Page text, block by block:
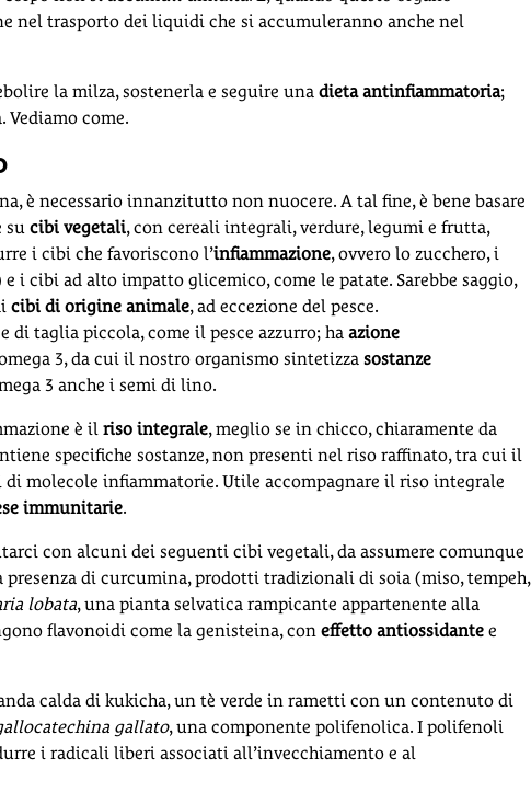
nel trasporto dei liquidi che si accumuleranno anche nel
la milza, sostenerla e seguire una dieta antinfiammatoria;
Vediamo come.
è necessario innanzitutto non nuocere. A tal fine, è bene basare
su cibi vegetali, con cereali integrali, verdure, legumi e frutta,
i cibi che favoriscono l’infiammazione, ovvero lo zucchero, i
i cibi ad alto impatto glicemico, come le patate. Sarebbe saggio,
cibi di origine animale, ad eccezione del pesce.
di taglia piccola, come il pesce azzurro; ha azione
3, da cui il nostro organismo sintetizza sostanze
3 anche i semi di lino.
è il riso integrale, meglio se in chicco, chiaramente da
specifiche sostanze, non presenti nel riso raffinato, tra cui il
molecole infiammatorie. Utile accompagnare il riso integrale
immunitarie.
con alcuni dei seguenti cibi vegetali, da assumere comunque
presenza di curcumina, prodotti tradizionali di soia (miso, tempeh,
lobata, una pianta selvatica rampicante appartenente alla
flavonoidi come la genisteina, con effetto antiossidante e
calda di kukicha, un tè verde in rametti con un contenuto di
gallato, una componente polifenolica. I polifenoli
i radicali liberi associati all’invecchiamento e al